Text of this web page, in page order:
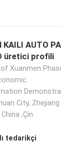
KAILI AUTO
üretici profili
Xuanmen Phase
City, Zhejiang
,Çin
tedarikçi